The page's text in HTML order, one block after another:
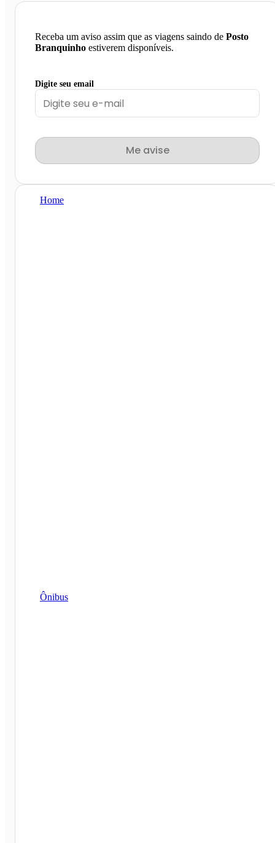
Receba um aviso assim que as viagens saindo de Posto
Branquinho estiverem disponíveis.
Digite seu email
Me avise
Home
Ônibus